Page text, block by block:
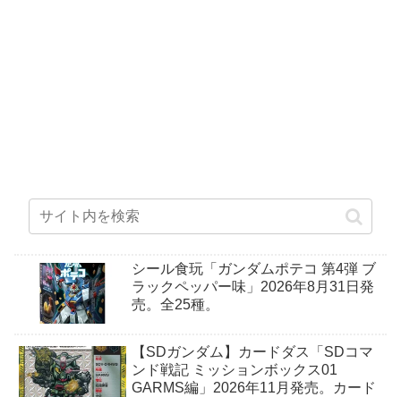
シール食玩「ガンダムポテコ 第4弾 ブ
ラックペッパー味」2026年8月31日発
売。全25種。
【SDガンダム】カードダス「SDコマ
ンド戦記 ミッションボックス01
GARMS編」2026年11月発売。カード